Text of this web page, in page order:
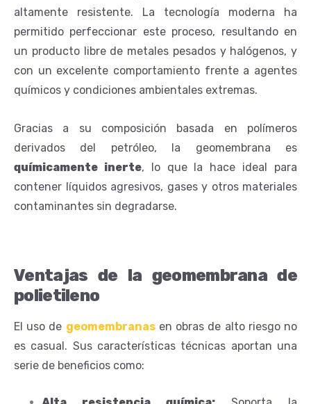
altamente resistente. La tecnología moderna ha
permitido perfeccionar este proceso, resultando en
un producto libre de metales pesados y halógenos, y
con un excelente comportamiento frente a agentes
químicos y condiciones ambientales extremas.
Gracias a su composición basada en polímeros
derivados del petróleo, la geomembrana es
químicamente inerte, lo que la hace ideal para
contener líquidos agresivos, gases y otros materiales
contaminantes sin degradarse.
Ventajas de la geomembrana de
polietileno
El uso de geomembranasen obras de alto riesgo no
es casual. Sus características técnicas aportan una
serie de beneficios como: